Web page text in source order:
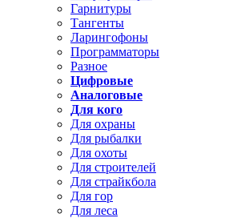
Гарнитуры
Тангенты
Ларингофоны
Программаторы
Разное
Цифровые
Аналоговые
Для кого
Для охраны
Для рыбалки
Для охоты
Для строителей
Для страйкбола
Для гор
Для леса